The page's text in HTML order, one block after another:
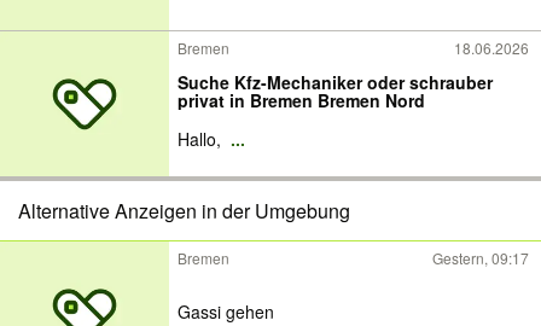
Bremen 18.06.2026
Suche Kfz-Mechaniker oder schrauber
privat in Bremen Bremen Nord
Hallo, ...
Alternative Anzeigen in der Umgebung
Bremen Gestern, 09:17
Gassi gehen